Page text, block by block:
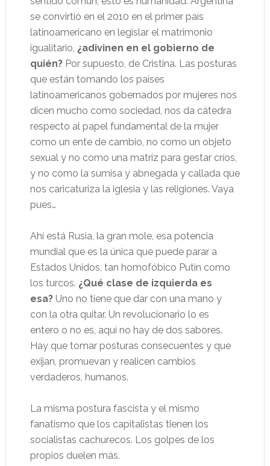
se convirtió en el 2010 en el primer país
latinoamericano en legislar el matrimonio
igualitario, ¿adivinen en el gobierno de
quién? Por supuesto, de Cristina. Las posturas
que están tomando los países
latinoamericanos gobernados por mujeres nos
dicen mucho como sociedad, nos da cátedra
respecto al papel fundamental de la mujer
como un ente de cambio, no como un objeto
sexual y no como una matriz para gestar críos,
y no como la sumisa y abnegada y callada que
nos caricaturiza la iglesia y las religiones. Vaya
pues…
Ahí está Rusia, la gran mole, esa potencia
mundial que es la única que puede parar a
Estados Unidos, tan homofóbico Putin como
los turcos. ¿Qué clase de izquierda es
esa?Uno no tiene que dar con una mano y
con la otra quitar. Un revolucionario lo es
entero o no es, aquí no hay de dos sabores.
Hay que tomar posturas consecuentes y que
exijan, promuevan y realicen cambios
verdaderos, humanos.
La misma postura fascista y el mismo
fanatismo que los capitalistas tienen los
socialistas cachurecos. Los golpes de los
propios duelen más.